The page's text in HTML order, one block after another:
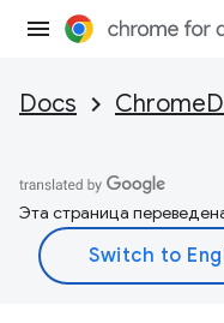
Docs
Эта страница